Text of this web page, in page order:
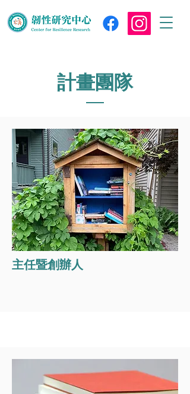
​計畫團隊
主任暨創辦人